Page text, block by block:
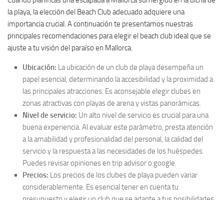
la playa, la elección del Beach Club adecuado adquiere una
importancia crucial. A continuación te presentamos nuestras
principales recomendaciones para elegir el beach club ideal que se
ajuste a tu visión del paraíso en Mallorca.
Ubicación: La ubicación de un club de playa desempeña un
papel esencial, determinando la accesibilidad y la proximidad a
las principales atracciones. Es aconsejable elegir clubes en
zonas atractivas con playas de arena y vistas panorámicas.
Nivel de servicio: Un alto nivel de servicio es crucial para una
buena experiencia. Al evaluar este parámetro, presta atención
a la amabilidad y profesionalidad del personal, la calidad del
servicio y la respuesta a las necesidades de los huéspedes.
Puedes revisar opiniones en trip advisor o google.
Precios: Los precios de los clubes de playa pueden variar
considerablemente. Es esencial tener en cuenta tu